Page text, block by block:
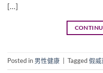
[…]
Posted in 男性健康 Tagged假威